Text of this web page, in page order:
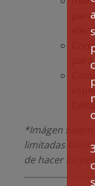
*Imágen
limitadas favor
de hacer su